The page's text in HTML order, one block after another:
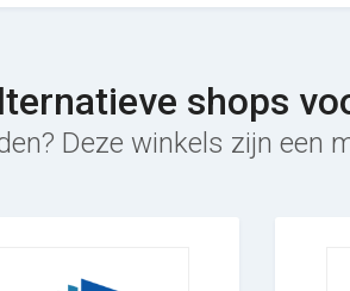
shops
Deze winkels zijn een